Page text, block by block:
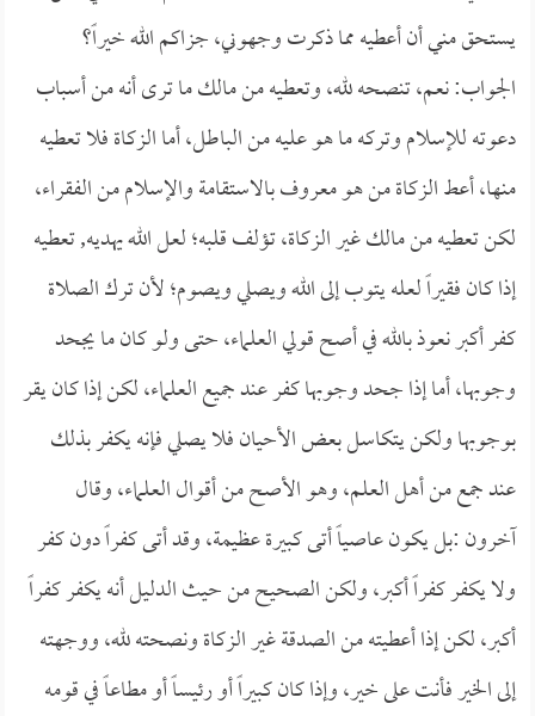
يستحق مني أن أعطيه مما ذكرت وجهوني، جزاكم الله خيراً؟
الجواب: نعم، تنصحه لله، وتعطيه من مالك ما ترى أنه من أسباب
دعوته للإسلام وتركه ما هو عليه من الباطل، أما الزكاة فلا تعطيه
منها، أعط الزكاة من هو معروف بالاستقامة والإسلام من الفقراء،
لكن تعطيه من مالك غير الزكاة، تؤلف قلبه؛ لعل الله يهديه, تعطيه
إذا كان فقيراً لعله يتوب إلى الله ويصلي ويصوم؛ لأن ترك الصلاة
كفر أكبر نعوذ بالله في أصح قولي العلماء، حتى ولو كان ما يجحد
وجوبها، أما إذا جحد وجوبها كفر عند جميع العلماء، لكن إذا كان يقر
بوجوبها ولكن يتكاسل بعض الأحيان فلا يصلي فإنه يكفر بذلك
عند جمع من أهل العلم، وهو الأصح من أقوال العلماء، وقال
آخرون :بل يكون عاصياً أتى كبيرة عظيمة، وقد أتى كفراً دون كفر
ولا يكفر كفراً أكبر، ولكن الصحيح من حيث الدليل أنه يكفر كفراً
أكبر، لكن إذا أعطيته من الصدقة غير الزكاة ونصحته لله، ووجهته
إلى الخير فأنت على خير، وإذا كان كبيراً أو رئيساً أو مطاعاً في قومه